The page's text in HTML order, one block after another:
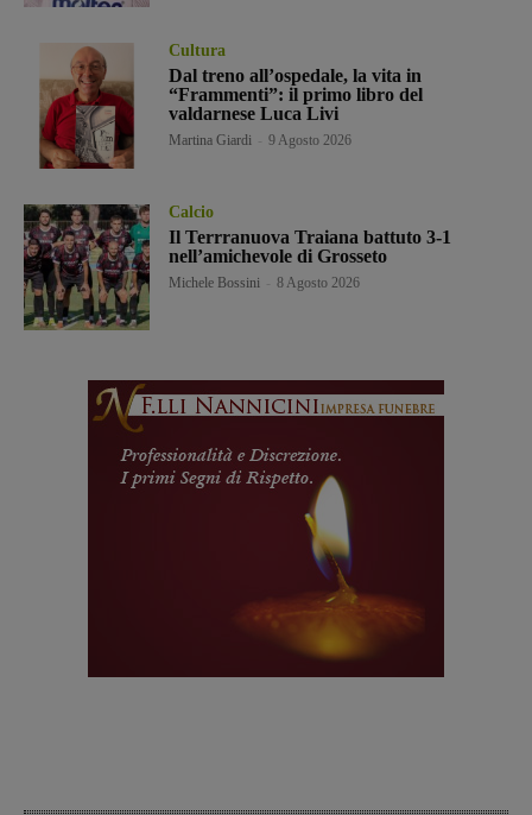
Cultura
Dal treno all’ospedale, la vita in
“Frammenti”: il primo libro del
valdarnese Luca Livi
Martina Giardi 9 Agosto 2026
Calcio
Il Terrranuova Traiana battuto 3-1
nell’amichevole di Grosseto
Michele Bossini 8 Agosto 2026